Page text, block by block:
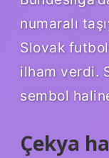
numaralı
Slovak
ilham verdi.
sembol
Çekya